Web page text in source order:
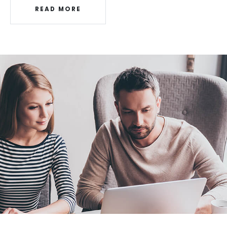
READ MORE